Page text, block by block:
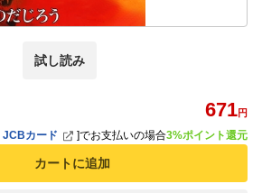
試し読み
671円
カード ]でお支払いの場合3%ポイント還元
カートに追加